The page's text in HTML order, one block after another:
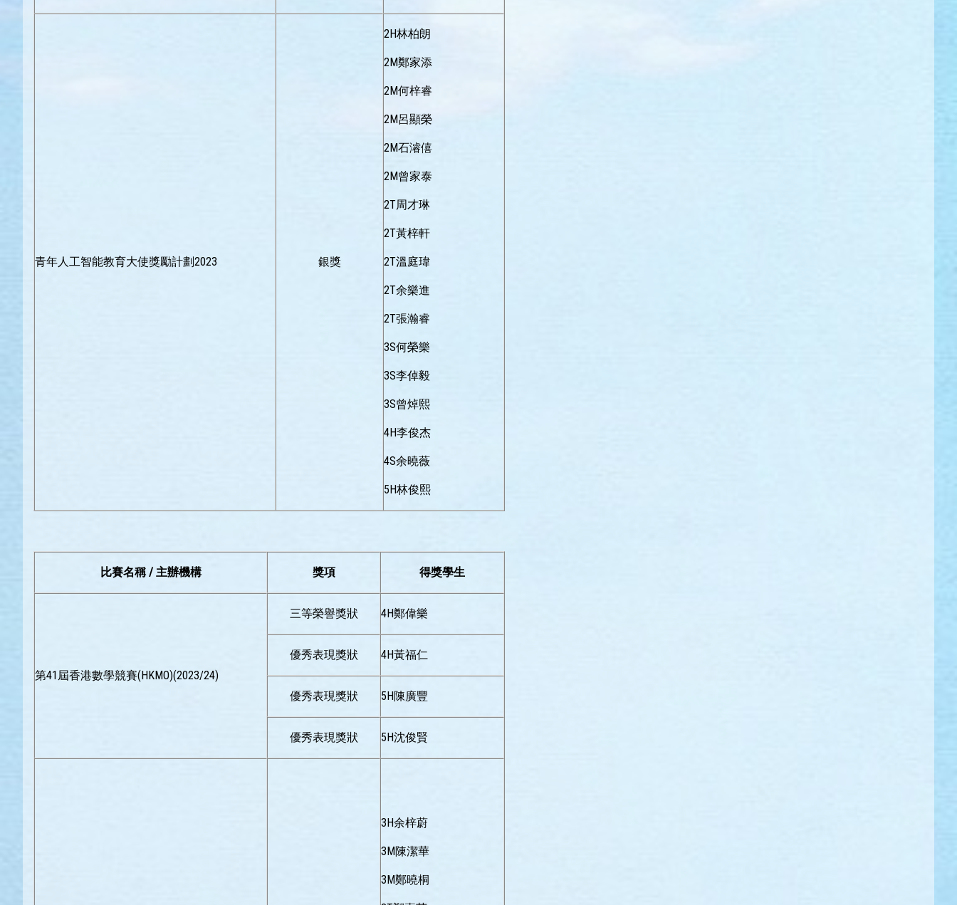
青年人工智能教育大使獎勵計劃2023 銀獎
2H林柏朗
2M鄭家添
2M何梓睿
2M呂顯榮
2M石濬僖
2M曾家泰
2T周才琳
2T黃梓軒
2T溫庭瑋
2T余樂進
2T張瀚睿
3S何榮樂
3S李倬毅
3S曾焯熙
4H李俊杰
4S余曉薇
5H林俊熙
比賽名稱 / 主辦機構 獎項 得獎學生
第41屆香港數學競賽(HKMO)(2023/24)
三等榮譽獎狀 4H鄭偉樂
優秀表現獎狀 4H黃福仁
優秀表現獎狀 5H陳廣豐
優秀表現獎狀 5H沈俊賢
3H余梓蔚
3M陳潔華
3M鄭曉桐